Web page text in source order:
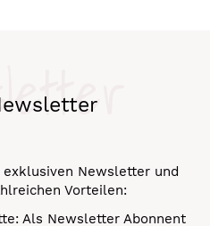
Newsletter und
Vorteilen:
Als Newsletter Abonnent